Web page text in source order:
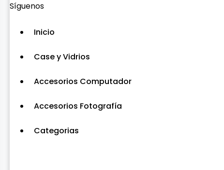
Síguenos
Inicio
Case y Vidrios
Accesorios Computador
Accesorios Fotografía
Categorias